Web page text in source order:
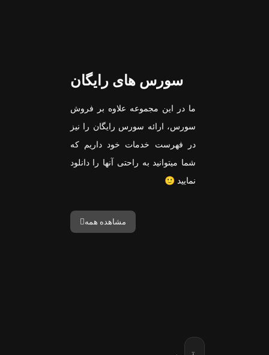
سورس های رایگان
ما در این مجموعه علاوه بر فروش
سورس، ارائه سورس رایگان را نیز
در فهرست خدمات خود داریم که
شما میتوانید به راحتی آنها را دانلود
نمایید 🙂
مشاهده همه